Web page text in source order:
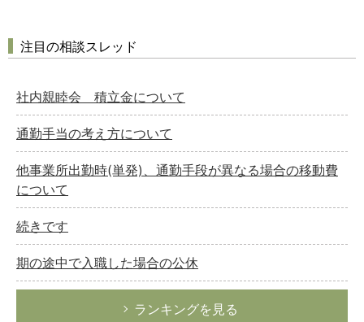
注目の相談スレッド
社内親睦会 積立金について
通勤手当の考え方について
他事業所出勤時(単発)、通勤手段が異なる場合の移動費
について
続きです
期の途中で入職した場合の公休
ランキングを見る